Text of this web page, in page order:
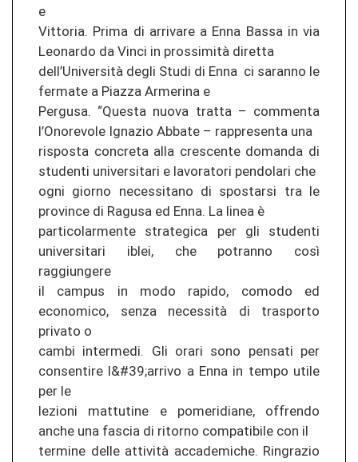
e
Vittoria. Prima di arrivare a Enna Bassa in via
Leonardo da Vinci in prossimità diretta
dell’Università degli Studi di Enna ci saranno le
fermate a Piazza Armerina e
Pergusa. “Questa nuova tratta – commenta
l’Onorevole Ignazio Abbate – rappresenta una
risposta concreta alla crescente domanda di
studenti universitari e lavoratori pendolari che
ogni giorno necessitano di spostarsi tra le
province di Ragusa ed Enna. La linea è
particolarmente strategica per gli studenti
universitari iblei, che potranno così
raggiungere
il campus in modo rapido, comodo ed
economico, senza necessità di trasporto
privato o
cambi intermedi. Gli orari sono pensati per
consentire l&#39;arrivo a Enna in tempo utile
per le
lezioni mattutine e pomeridiane, offrendo
anche una fascia di ritorno compatibile con il
termine delle attività accademiche. Ringrazio